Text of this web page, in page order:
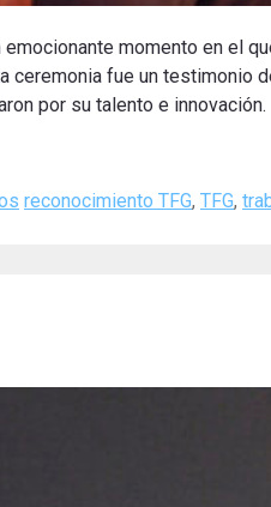
momento en el
ceremonia fue un testimonio
por su talento e innovación.
Tags
reconocimiento TFG, TFG,